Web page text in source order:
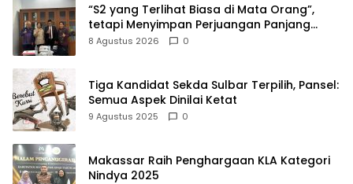
“S2 yang Terlihat Biasa di Mata Orang”,
tetapi Menyimpan Perjuangan Panjang
yang Tidak Semua Orang Tahu
8 Agustus 2026 0
Tiga Kandidat Sekda Sulbar Terpilih, Pansel:
Semua Aspek Dinilai Ketat
9 Agustus 2025 0
Makassar Raih Penghargaan KLA Kategori
Nindya 2025